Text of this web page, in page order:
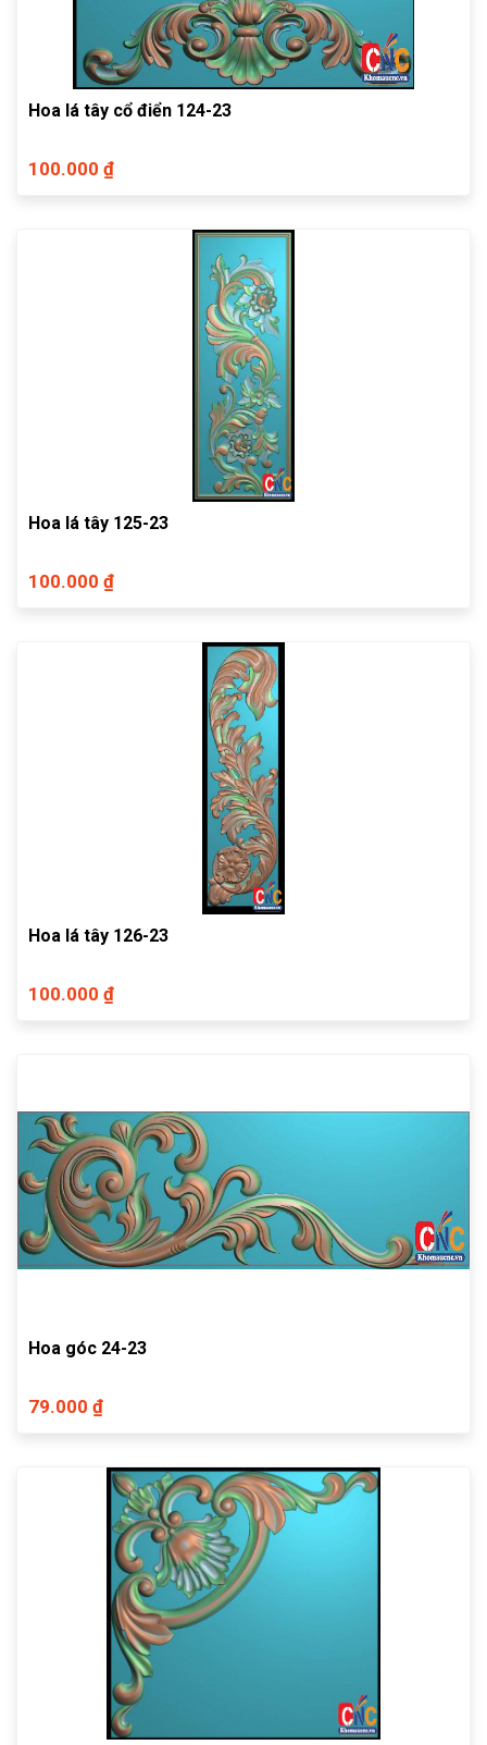
Hoa lá tây cổ điển 124-23
100.000 ₫
Hoa lá tây 125-23
100.000 ₫
Hoa lá tây 126-23
100.000 ₫
Hoa góc 24-23
79.000 ₫